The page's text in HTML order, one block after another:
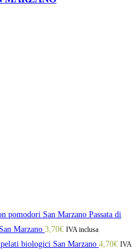
Passata di
Marzano 3,70€ IVA inclusa
biologici San Marzano 4,70€ IVA